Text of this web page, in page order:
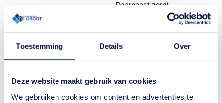
Toestemming Details Over
Deze website maakt gebruik van cookies
We gebruiken cookies om content en advertenties te
Daarnaast zorgt
professioneel stucwerk
voor een hogere waarde
pand. Wij adviseren u
manier uw wanden,
gevels het beste